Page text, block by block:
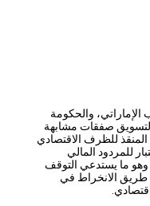
والحكومة
صفقات مشابهة
للظرف الاقتصادي
المالي
التوقف
في